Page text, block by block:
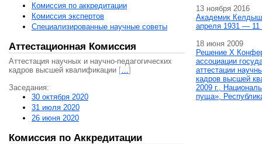
Комиссия по аккредитации
Комиссия экспертов
Специализированные научные советы
Аттестационная Комиссия
Аттестация научных и научно-педагогических
кадров высшей квалификации […]
Заседания:
30 октября 2020
31 июля 2020
26 июня 2020
Комиссия по Аккредитации
13 ноября 2016
Академик
апреля 1931 — 11
18 июня 2009
Решение X
ассоциации
аттестации
кадров высшей
2009 г.,
пуща»,